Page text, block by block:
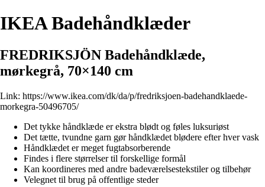
IKEA Badehåndklæder
FREDRIKSJÖN Badehåndklæde,
mørkegrå, 70×140 cm
Link: https://www.ikea.com/dk/da/p/fredriksjoen-badehandklaede-
morkegra-50496705/
Det tykke håndklæde er ekstra blødt og føles luksuriøst
Det tætte, tvundne garn gør håndklædet blødere efter hver vask
Håndklædet er meget fugtabsorberende
Findes i flere størrelser til forskellige formål
Kan koordineres med andre badeværelsestekstiler og tilbehør
Velegnet til brug på offentlige steder